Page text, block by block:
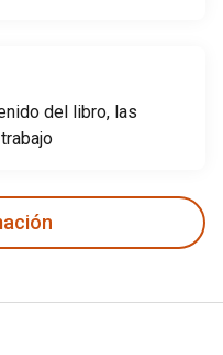
del libro, las